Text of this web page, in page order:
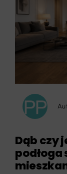
Dąb czy
podłoga